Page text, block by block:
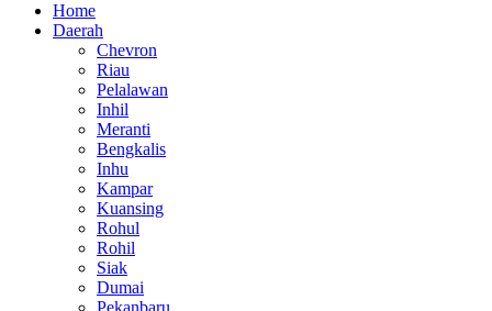
Home
Daerah
Chevron
Riau
Pelalawan
Inhil
Meranti
Bengkalis
Inhu
Kampar
Kuansing
Rohul
Rohil
Siak
Dumai
Pekanbaru